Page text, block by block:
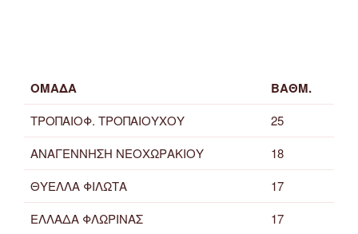
ΟΜΑΔΑ ΒΑΘΜ.
ΤΡΟΠΑΙΟΦ. ΤΡΟΠΑΙΟΥΧΟΥ
25
ΑΝΑΓΕΝΝΗΣΗ ΝΕΟΧΩΡΑΚΙΟΥ
18
ΘΥΕΛΛΑ ΦΙΛΩΤΑ
17
ΕΛΛΑΔΑ ΦΛΩΡΙΝΑΣ
17